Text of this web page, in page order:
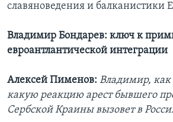
славяноведения и балканистики
Владимир Бондарев: ключ к
евроантлантической интеграции
Алексей Пименов: Владимир, как
какую реакцию арест бывшего
Сербской Краины вызовет в